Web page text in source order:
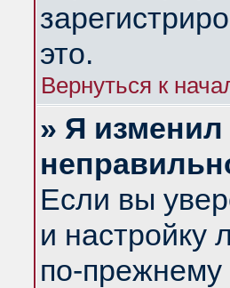
это.
Вернуться к
» Я
Если вы
и настройку
по-прежнему